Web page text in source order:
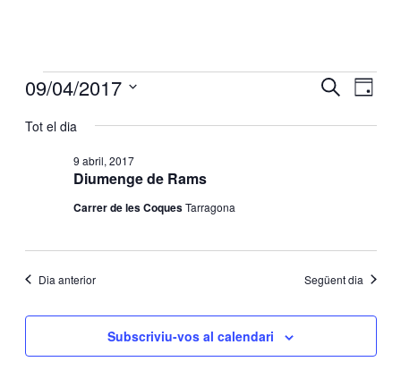
Esdeveniments
9
i
Cerca
de
Dia
09/04/2017
una
Tot el dia
Diumenge de Rams
9 abril, 2017
Carrer de les CoquesTarragona
Dia anterior Següent dia
Subscriviu-vos al calendari